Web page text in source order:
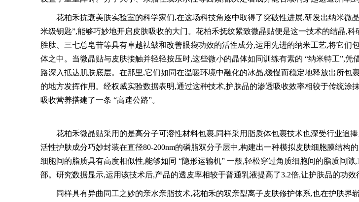
花柏禾抗衰美肤实验室的科学家们,在这场科技角逐中取得了突破性进展,研发出纳米微
米级钥匙”,能够巧妙地开启皮肤吸收的大门。花柏禾抚纹紧致微晶贴便是这一技术的结晶,
胜肽、三七总皂苷等具有卓越祛皱和改善眼袋功效的活性成分,运用先进的纳米工艺,将它们
体之中。当微晶贴与皮肤接触并轻轻按压时,这些微小的晶体如同训练有素的 “纳米特工”,凭
路深入抵达肌肤底层。在那里,它们如同在温暖环境中融化的冰晶,缓慢而稳定地释放出所包
的地方发挥作用。经权威实验数据表明,通过这种技术,护肤品的渗透吸收效率相较于传统涂
吸收营养搭建了一条 “高速公路”。
花柏禾微晶贴采用的是高分子可溶性材料包裹,同样采用脂质体包裹技术也深受行业追
活性护肤成分巧妙封装在直径80-200nm的磷脂双分子层中,构建出一种模拟皮肤细胞膜结构
细胞间的脂质具有高度相似性,能够如同 “隐形运输机” 一般,轻松穿过角质细胞间的脂质间隙
部。研究数据显示,运用该技术后,产品的透皮率相较于普通乳液提高了3.2倍,让护肤品的功效
同样具有异曲同工之妙的亲水亲脂技术,花柏禾的双亲型离子皮肤修护体系,也在护肤界